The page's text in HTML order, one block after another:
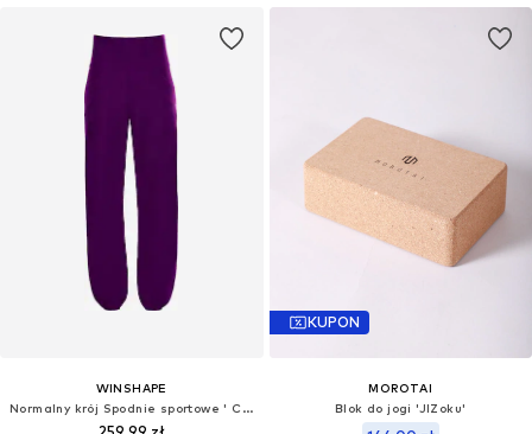
WINSHAPE
Normalny krój Spodnie sportowe ' CUL102LC '
KUPON
MOROTAI
Blok do jogi 'JIZoku'